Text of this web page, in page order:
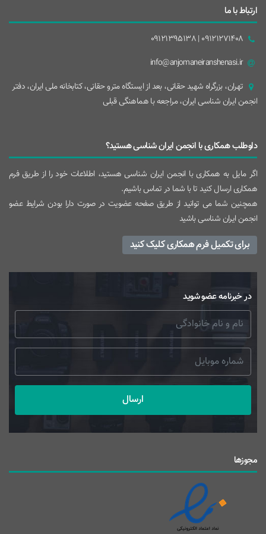
ارتباط با ما
09121271408 | 09121395138
info@anjomaneiranshenasi.ir
تهران، بزرگراه شهيد حقانی، بعد از ايستگاه مترو حقانی، کتابخانه ملی ایران، دفتر
انجمن ایران شناسی ایران، مراجعه با هماهنگی قبلی
داوطلب همکاری با انجمن ایران شناسی هستید؟
اگر مایل به همکاری با انجمن ایران شناسی هستید، اطلاعات خود را از طریق فرم
همکاری ارسال کنید تا با شما در تماس باشیم.
همچنین شما می توانید از طریق صفحه عضویت در صورت دارا بودن شرایط عضو
انجمن ایران شناسی باشید
برای تکمیل فرم همکاری کلیک کنید
در خبرنامه عضو شوید
ارسال
مجوزها